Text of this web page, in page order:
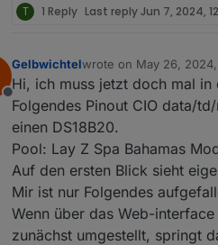
T 1 Reply Last replyJun 7, 2024,
Offline
Gelbwichtelwrote on May 26,
last edited by
Hi, ich muss jetzt doch mal in
Folgendes Pinout CIO data/
einen DS18B20.
Pool: Lay Z Spa Bahamas
Auf den ersten Blick sieht
Mir ist nur Folgendes
Wenn über das Web-
zunächst umgestellt, springt